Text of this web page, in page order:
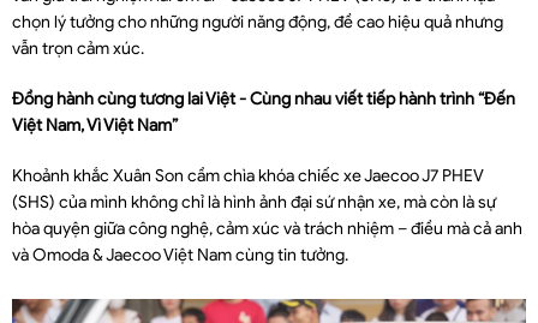
chọn lý tưởng cho những người năng động, đề cao hiệu quả nhưng
vẫn trọn cảm xúc.
Đồng hành cùng tương lai Việt - Cùng nhau viết tiếp hành trình “Đến
Việt Nam, Vì Việt Nam”
Khoảnh khắc Xuân Son cầm chìa khóa chiếc xe Jaecoo J7 PHEV
(SHS) của mình không chỉ là hình ảnh đại sứ nhận xe, mà còn là sự
hòa quyện giữa công nghệ, cảm xúc và trách nhiệm – điều mà cả anh
và Omoda & Jaecoo Việt Nam cùng tin tưởng.